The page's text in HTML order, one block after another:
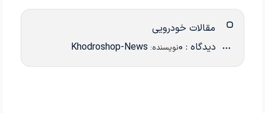
مقالات خودرویی
دیدگاه : 0 نویسنده: Khodroshop-News